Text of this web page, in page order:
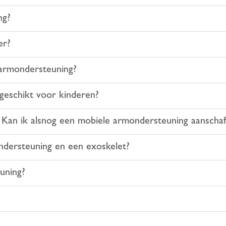
voor kinderen?
ik alsnog een mobiele armondersteuning
en een exoskelet?